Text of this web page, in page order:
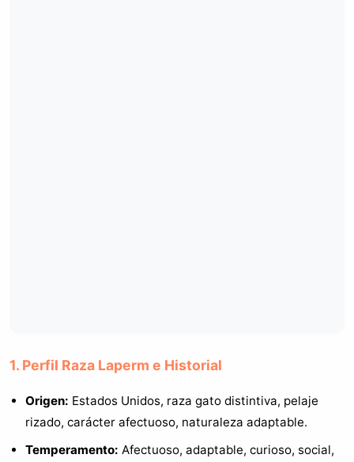
1. Perfil Raza Laperm e Historial
Origen: Estados Unidos, raza gato distintiva, pelaje
rizado, carácter afectuoso, naturaleza adaptable.
Temperamento: Afectuoso, adaptable, curioso, social,